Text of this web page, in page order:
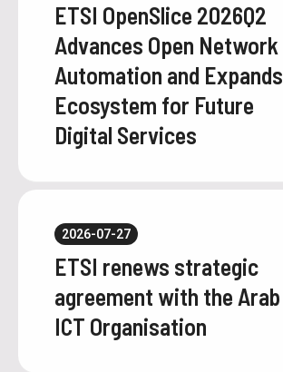
ETSI OpenSlice 2026Q2
Advances Open Network
Automation and Expands
Ecosystem for Future
Digital Services
ETSI renews strategic
agreement with the Arab
ICT Organisation
2026-07-27